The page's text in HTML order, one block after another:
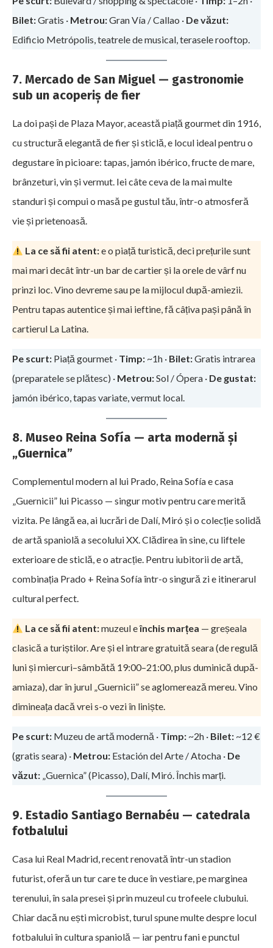
Bilet:Gratis · Metrou:Gran Vía / Callao · De văzut:
Edificio Metrópolis, teatrele de musical, terasele rooftop.
7. Mercado de San Miguel — gastronomie
sub un acoperiș de fier
La doi pași de Plaza Mayor, această piață gourmet din 1916,
cu structură elegantă de fier și sticlă, e locul ideal pentru o
degustare în picioare: tapas, jamón ibérico, fructe de mare,
brânzeturi, vin și vermut. Iei câte ceva de la mai multe
standuri și compui o masă pe gustul tău, într-o atmosferă
vie și prietenoasă.
La ce să fii atent:e o piață turistică, deci prețurile sunt
mai mari decât într-un bar de cartier și la orele de vârf nu
prinzi loc. Vino devreme sau pe la mijlocul după-amiezii.
Pentru tapas autentice și mai ieftine, fă câțiva pași până în
cartierul La Latina.
Pe scurt: Piață gourmet · Timp: ~1h · Bilet:Gratis intrarea
(preparatele se plătesc) · Metrou:Sol / Ópera · De gustat:
jamón ibérico, tapas variate, vermut local.
8. Museo Reina Sofía — arta modernă și
„Guernica”
Complementul modern al lui Prado, Reina Sofía e casa
„Guernicii” lui Picasso — singur motiv pentru care merită
vizita. Pe lângă ea, ai lucrări de Dalí, Miró și o colecție solidă
de artă spaniolă a secolului XX. Clădirea în sine, cu liftele
exterioare de sticlă, e o atracție. Pentru iubitorii de artă,
combinația Prado + Reina Sofía într-o singură zi e itinerarul
cultural perfect.
La ce să fii atent:muzeul eînchis marțea — greșeala
clasică a turiștilor. Are și el intrare gratuită seara (de regulă
luni și miercuri–sâmbătă 19:00–21:00, plus duminică după-
amiaza), dar în jurul „Guernicii” se aglomerează mereu. Vino
dimineața dacă vrei s-o vezi în liniște.
Pe scurt: Muzeu de artă modernă · Timp: ~2h · Bilet: ~12 €
(gratis seara) · Metrou: Estación del Arte / Atocha · De
văzut: „Guernica” (Picasso), Dalí, Miró. Închis marți.
9. Estadio Santiago Bernabéu — catedrala
fotbalului
Casa lui Real Madrid, recent renovată într-un stadion
futurist, oferă un tur care te duce în vestiare, pe marginea
terenului, în sala presei și prin muzeul cu trofeele clubului.
Chiar dacă nu ești microbist, turul spune multe despre locul
fotbalului în cultura spaniolă — iar pentru fani e punctul